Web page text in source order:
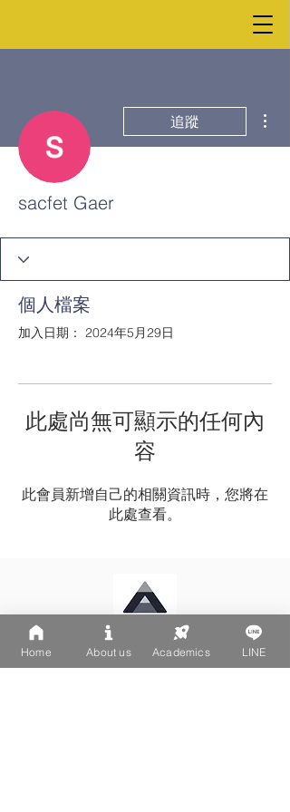
追蹤
sacfet Gaer
個人檔案
加入日期： 2024年5月29日
此處尚無可顯示的任何內
容
此會員新增自己的相關資訊時，您將在
此處查看。
LINE: @502fvguc
Home About us Academics LINE